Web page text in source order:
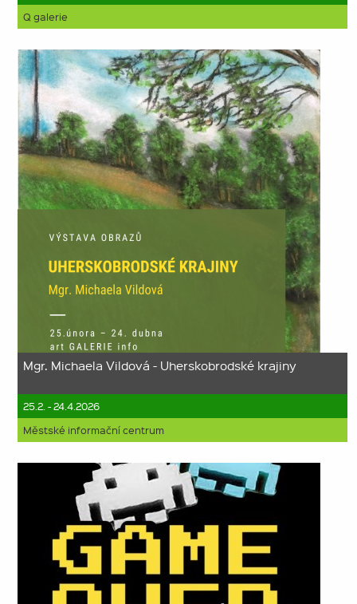
Q galerie
Mgr. Michaela Vildová - Uherskobrodské krajiny
25.2. - 24.4.2026
Městské informační centrum